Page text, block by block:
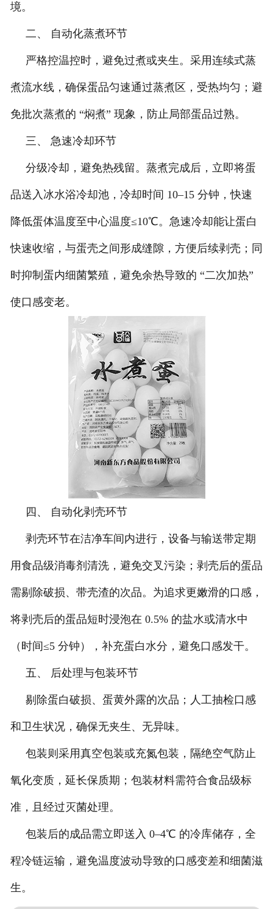
境。
二、 自动化蒸煮环节
严格控温控时，避免过煮或夹生。采用连续式蒸
煮流水线，确保蛋品匀速通过蒸煮区，受热均匀；避
免批次蒸煮的 “焖煮” 现象，防止局部蛋品过熟。
三、 急速冷却环节
分级冷却，避免热残留。蒸煮完成后，立即将蛋
品送入冰水浴冷却池，冷却时间 10–15 分钟，快速
降低蛋体温度至中心温度≤10℃。急速冷却能让蛋白
快速收缩，与蛋壳之间形成缝隙，方便后续剥壳；同
时抑制蛋内细菌繁殖，避免余热导致的 “二次加热”
使口感变老。
四、 自动化剥壳环节
剥壳环节在洁净车间内进行，设备与输送带定期
用食品级消毒剂清洗，避免交叉污染；剥壳后的蛋品
需剔除破损、带壳渣的次品。为追求更嫩滑的口感，
将剥壳后的蛋品短时浸泡在 0.5% 的盐水或清水中
（时间≤5 分钟），补充蛋白水分，避免口感发干。
五、 后处理与包装环节
剔除蛋白破损、蛋黄外露的次品；人工抽检口感
和卫生状况，确保无夹生、无异味。
包装则采用真空包装或充氮包装，隔绝空气防止
氧化变质，延长保质期；包装材料需符合食品级标
准，且经过灭菌处理。
包装后的成品需立即送入 0–4℃ 的冷库储存，全
程冷链运输，避免温度波动导致的口感变差和细菌滋
生。